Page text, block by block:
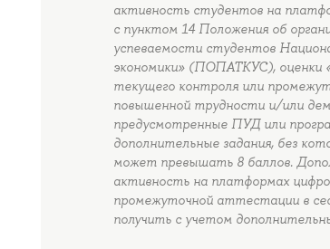
активность студентов на
с пунктом 14 Положения об
успеваемости студентов
экономики» (ПОПАТКУС), оценки
текущего контроля или
повышенной трудности и/или
предусмотренные ПУД или
дополнительные задания, без
может превышать 8 баллов.
активность на платформах
промежуточной аттестации в
получить с учетом